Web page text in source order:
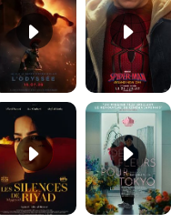
Les Silences de Riyad Bande-annonce VO STFR